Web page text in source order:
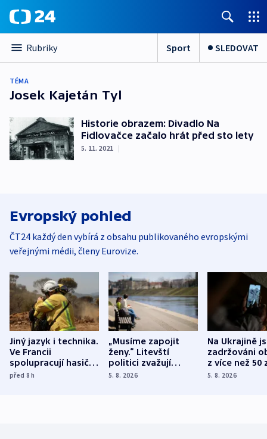
Rubriky Sport SLEDOVAT
TÉMA
Josek Kajetán Tyl
Historie obrazem: Divadlo Na
Fidlovačce začalo hrát před sto lety
5. 11. 2021 |
Evropský pohled
ČT24 každý den vybírá z obsahu publikovaného evropskými
veřejnými médii, členy Eurovize.
Jiný jazyk i technika.
Ve Francii
spolupracují hasiči z
různých zemí
před 8h
„Musíme zapojit
ženy.“ Litevští
politici zvažují
dohodu o
5. 8. 2026
Na Ukrajině
zadržováni
z více než 50
Bojovali na
5. 8. 2026